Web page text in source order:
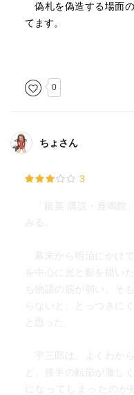
偽札を偽造する場面
てます。
0
ちょさん
3
「暁英 贋説・鹿鳴館
みる。
幕末から明治にかけて
を中心に光と影を描い
ち物語の筋が弱い。そ
らないと、とっつきに
と思った。
宇三郎は、よくわか
ど、後半の転節が激し
になってしまったのが